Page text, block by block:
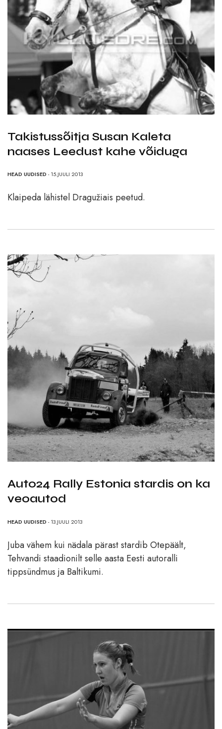
Takistussõitja Susan Kaleta
naases Leedust kahe võiduga
HEAD UUDISED - 15.JUULI 2013
Klaipeda lähistel Dragužiais peetud.
Auto24 Rally Estonia stardis on ka
veoautod
HEAD UUDISED - 13.JUULI 2013
Juba vähem kui nädala pärast stardib Otepäält,
Tehvandi staadionilt selle aasta Eesti autoralli
tippsündmus ja Baltikumi.